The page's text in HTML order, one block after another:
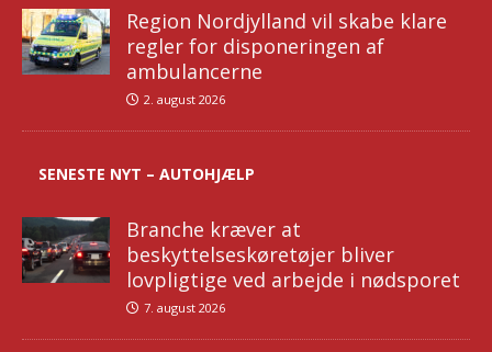
Region Nordjylland vil skabe klare
regler for disponeringen af
ambulancerne
2. august 2026
SENESTE NYT – AUTOHJÆLP
Branche kræver at
beskyttelseskøretøjer bliver
lovpligtige ved arbejde i nødsporet
7. august 2026